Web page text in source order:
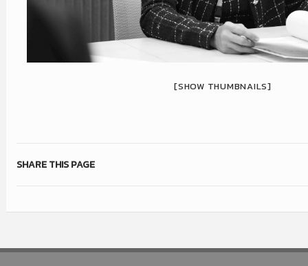
[SHOW THUMBNAILS]
SHARE THIS PAGE